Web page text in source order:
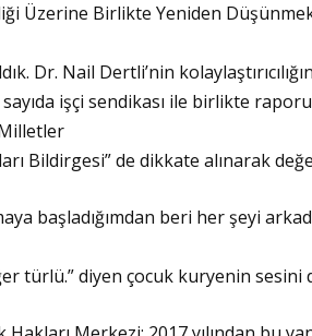
Üzerine Birlikte Yeniden
Dr. Nail Dertli’nin
işçi sendikası ile birlikte
Bildirgesi” de dikkate alınarak
başladığımdan beri her şeyi
türlü.” diyen çocuk kuryenin